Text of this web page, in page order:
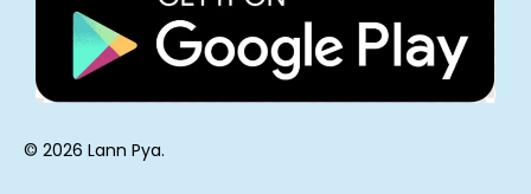
© 2026 Lann Pya.